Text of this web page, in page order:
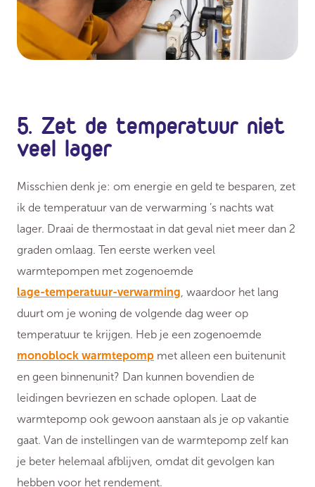
5. Zet de temperatuur niet
veel lager
Misschien denk je: om energie en geld te besparen, zet
ik de temperatuur van de verwarming ’s nachts wat
lager. Draai de thermostaat in dat geval niet meer dan 2
graden omlaag. Ten eerste werken veel
warmtepompen met zogenoemde
lage-temperatuur-verwarming , waardoor het lang
duurt om je woning de volgende dag weer op
temperatuur te krijgen. Heb je een zogenoemde
monoblock warmtepomp met alleen een buitenunit
en geen binnenunit? Dan kunnen bovendien de
leidingen bevriezen en schade oplopen. Laat de
warmtepomp ook gewoon aanstaan als je op vakantie
gaat. Van de instellingen van de warmtepomp zelf kan
je beter helemaal afblijven, omdat dit gevolgen kan
hebben voor het rendement.